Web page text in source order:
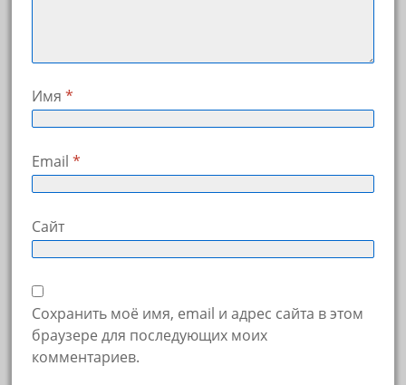
Имя *
Email *
Сайт
Сохранить моё имя, email и адрес сайта в этом
браузере для последующих моих
комментариев.